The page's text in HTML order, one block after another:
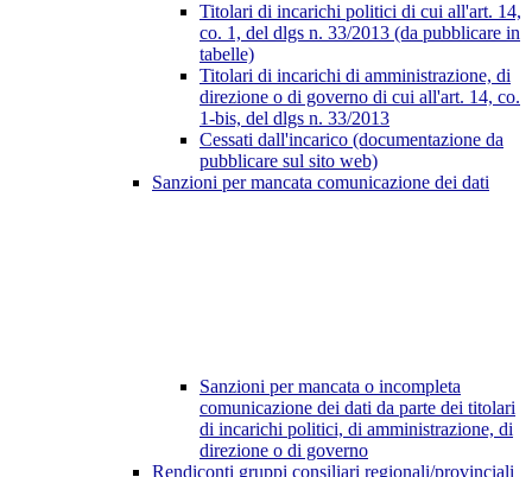
Titolari di incarichi politici di cui all'art. 14,
co. 1, del dlgs n. 33/2013 (da pubblicare in
tabelle)
Titolari di incarichi di amministrazione, di
direzione o di governo di cui all'art. 14, co.
1-bis, del dlgs n. 33/2013
Cessati dall'incarico (documentazione da
pubblicare sul sito web)
Sanzioni per mancata comunicazione dei dati
Sanzioni per mancata o incompleta
comunicazione dei dati da parte dei titolari
di incarichi politici, di amministrazione, di
direzione o di governo
Rendiconti gruppi consiliari regionali/provinciali